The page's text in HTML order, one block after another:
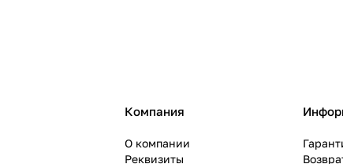
Компания
О компании
Реквизиты